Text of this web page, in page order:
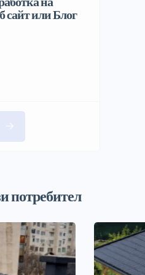
сайт или Блог
потребител